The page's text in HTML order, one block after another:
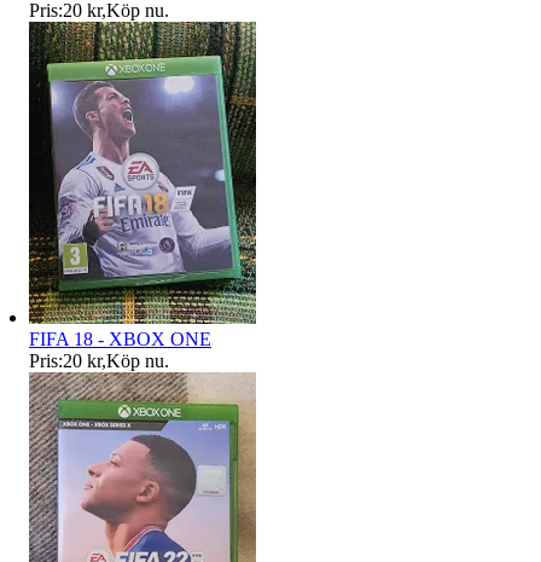
Pris:20 kr,Köp nu.
FIFA 18 - XBOX ONE
Pris:20 kr,Köp nu.